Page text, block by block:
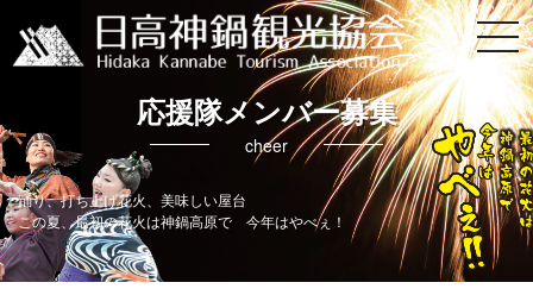
応援隊メンバー募集
cheer
踊り、打ち上げ花火、美味しい屋台
この夏、最初の花火は神鍋高原で 今年はやべぇ！